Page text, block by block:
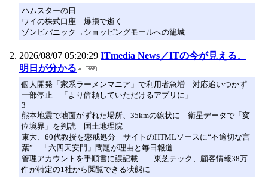
ハムスターの日
ワイの株式口座 爆損で逝く
ゾンビパニック→ショッピングモールへの籠城
2026/08/07 05:20:29 ITmedia News／ITの今が見える、
明日が分かる
個人開発「家系ラーメンマニア」で利用者急増 対応追いつかず
一部停止 「より信頼していただけるアプリに」
3
熊本地震で地面がずれた場所、35kmの線状に 衛星データで「変
位境界」を判読 国土地理院
東大、60代教授を懲戒処分 サイトのHTMLソースに“不適切な言
葉” 「六四天安門」問題が理由と毎日報道
管理アカウントを手順書に誤記載――東芝テック、顧客情報38万
件が特定の1社から閲覧できる状態に